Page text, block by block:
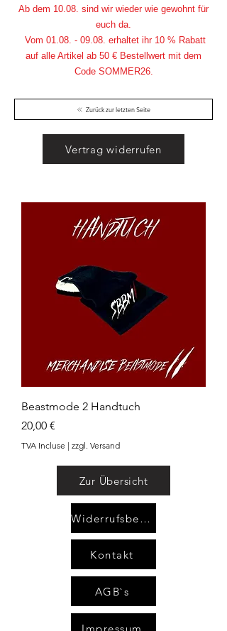
Zurück zur letzten Seite
Ab dem 10.08. sind wir wieder wie gewohnt für
euch da.
Vom 01.08. - 09.08. erhaltet ihr 10 % Rabatt
auf alle Artikel ab 50 € Bestellwert mit dem
Code SOMMER26.
Vertrag widerrufen
Beastmode 2 Handtuch
Prix
20,00 €
TVA Incluse | zzgl. Versand
Zur Übersicht
Widerrufsbelehrung
Kontakt
AGB`s